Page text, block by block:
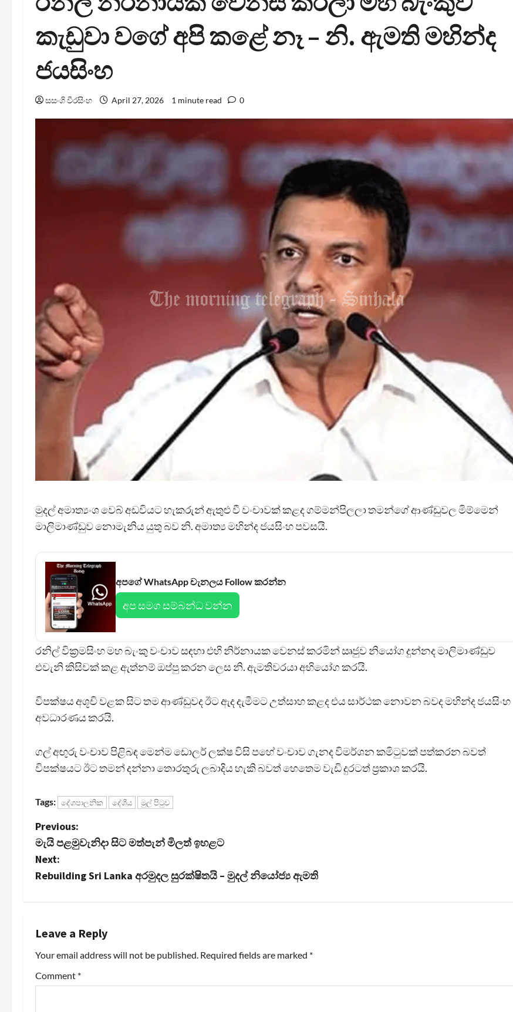
කැඩුවා වගේ අපි කළේ නෑ – නි. ඇමති මහින්ද
ජයසිංහ
සසංගි වීරසිංහ April 27, 2026 1 minute read 0
මුදල් අමාත්‍යංශ වෙබ් අඩවියට හැකරුන් ඇතුළු වී වංචාවක් කළද ගම්මන්පිලලා තමන්ගේ ආණ්ඩුවල මිම්මෙන්
මාලිමාණ්ඩුව නොමැනිය යුතු බව නි. අමාත්‍ය මහින්ද ජයසිංහ පවසයි.
අපගේ WhatsApp චැනලය Follow කරන්න
අප සමග සම්බන්ධ වන්න
රනිල් වික්‍රමසිංහ මහ බැංකු වංචාව සඳහා එහි නිර්නායක වෙනස් කරමින් ඍජුව නියෝග දුන්නද මාලිමාණ්ඩුව
එවැනි කිසිවක් කළ ඇත්නම් ඔප්පු කරන ලෙස නි. ඇමතිවරයා අභියෝග කරයි.
විපක්ෂය අශූචි වළක සිට තම ආණ්ඩුවද ඊට ඇද දැමීමට උත්සාහ කළද එය සාර්ථක නොවන බවද මහින්ද ජයසිංහ
අවධාරණය කරයි.
ගල් අඟුරු වංචාව පිළිබඳ මෙන්ම ඩොලර් ලක්ෂ විසි පහේ වංචාව ගැනද විමර්ශන කමිටුවක් පත්කරන බවත්
විපක්ෂයට ඊට තමන් දන්නා තොරතුරු ලබාදිය හැකි බවත් හෙතෙම වැඩි දුරටත් ප්‍රකාශ කරයි.
Tags: දේශපාලනික දේශීය මුල් පිටුව
P
o
s
n
a
v
Previous:
මැයි පළමුවැනිදා සිට මත්පැන් මිලත් ඉහළට
Next:
Rebuilding Sri Lanka අරමුදල සුරක්ෂිතයි – මුදල් නියෝජ්‍ය ඇමති
Leave a Reply
Your email address will not be published. Required fields are marked *
Comment *